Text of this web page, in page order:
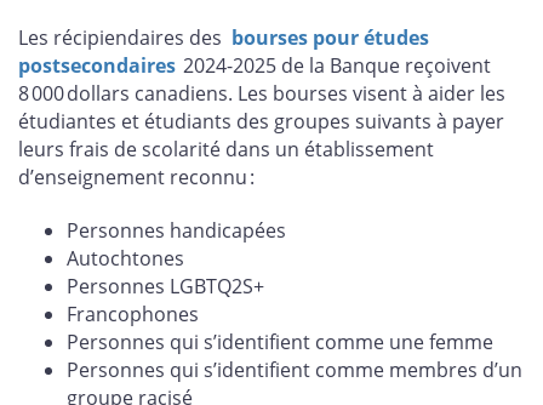
Les récipiendaires des bourses pour études
postsecondaires 2024-2025 de la Banque reçoivent
8 000 dollars canadiens. Les bourses visent à aider les
étudiantes et étudiants des groupes suivants à payer
leurs frais de scolarité dans un établissement
d’enseignement reconnu :
Personnes handicapées
Autochtones
Personnes LGBTQ2S+
Francophones
Personnes qui s’identifient comme une femme
Personnes qui s’identifient comme membres d’un
groupe racisé